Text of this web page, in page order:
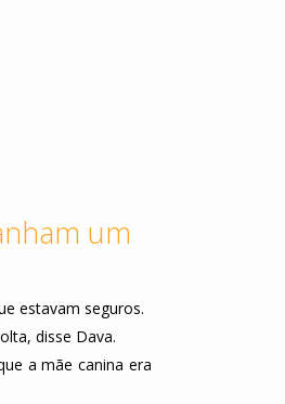
um
estavam seguros.
disse Dava.
a mãe canina era